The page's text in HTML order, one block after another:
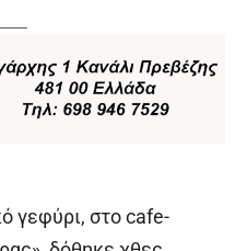
γεφύρι, στο cafe-